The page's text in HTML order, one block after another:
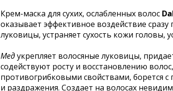
Крем-маска для сухих, ослабленных волос
оказывает эффективное воздействие
луковицы, устраняет сухость кожи головы,
Медукрепляет волосяные луковицы,
содействуют росту и восстановлению
противогрибковыми свойствами, борется
и раздражения. Создает на волосах